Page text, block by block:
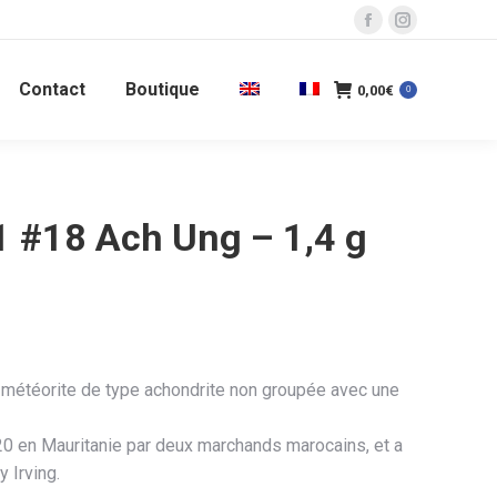
La
Facebook
La
Instagram
Contact Boutique 0,00€ 0
#18 Ach Ung – 1,4 g
de type achondrite non groupée avec une
en Mauritanie par deux marchands marocains, et a
Irving.